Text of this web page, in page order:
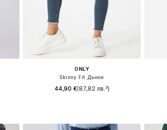
ONLY
Skinny Fit Дънки
44,90 €(87,82 лв.³)